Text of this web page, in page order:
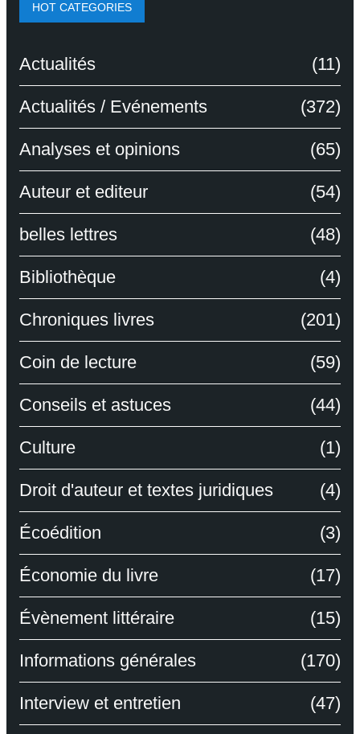
HOT CATEGORIES
Actualités (11)
Actualités / Evénements (372)
Analyses et opinions (65)
Auteur et editeur (54)
belles lettres (48)
Bibliothèque (4)
Chroniques livres (201)
Coin de lecture (59)
Conseils et astuces (44)
Culture (1)
Droit d'auteur et textes juridiques (4)
Écoédition (3)
Économie du livre (17)
Évènement littéraire (15)
Informations générales (170)
Interview et entretien (47)